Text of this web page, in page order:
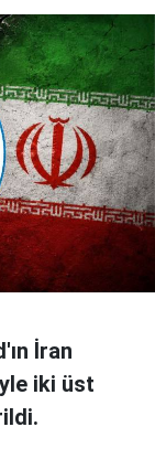
İran
iki üst